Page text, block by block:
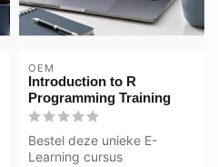
OEM
Introduction to R
Programming Training
Bestel deze unieke E-
Learning cursus